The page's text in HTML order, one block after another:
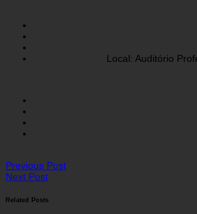
Local: Auditório
Previous Post
Next Post
Related Posts